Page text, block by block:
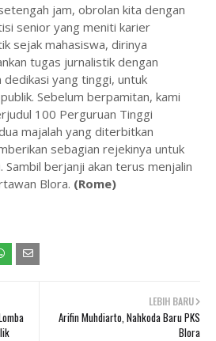
jam, obrolan kita dengan
senior yang meniti karier
sejak mahasiswa, dirinya
tugas jurnalistik dengan
yang tinggi, untuk
Sebelum berpamitan, kami
100 Perguruan Tinggi
majalah yang diterbitkan
sebagian rejekinya untuk
Sambil berjanji akan terus menjalin
Blora. (Rome)
LEBIH BARU
Arifin Muhdiarto, Nahkoda Baru PKS
Blora